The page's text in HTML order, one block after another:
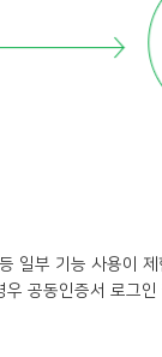
일부 기능 사용이 제
공동인증서 로그인